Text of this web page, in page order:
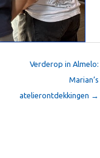
Verderop in Almelo:
Marian’s
atelierontdekkingen →